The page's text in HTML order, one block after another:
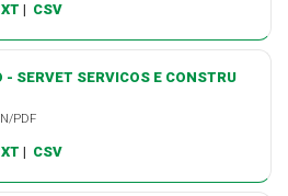
| CSV
- SERVET SERVICOS E CONSTRU
PDF
| CSV